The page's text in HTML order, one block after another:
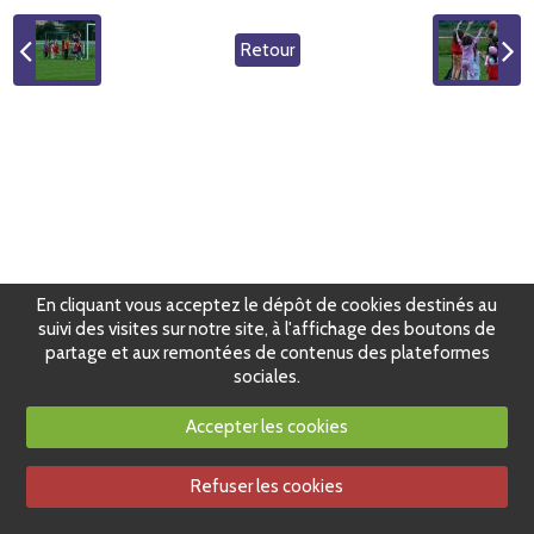
Retour
En cliquant vous acceptez le dépôt de cookies destinés au
suivi des visites sur notre site, à l'affichage des boutons de
partage et aux remontées de contenus des plateformes
sociales.
Accepter les cookies
Refuser les cookies